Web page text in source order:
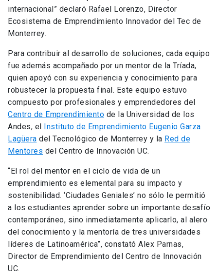
internacional” declaró Rafael Lorenzo, Director
Ecosistema de Emprendimiento Innovador del Tec de
Monterrey.
Para contribuir al desarrollo de soluciones, cada equipo
fue además acompañado por un mentor de la Tríada,
quien apoyó con su experiencia y conocimiento para
robustecer la propuesta final. Este equipo estuvo
compuesto por profesionales y emprendedores del
Centro de Emprendimiento de la Universidad de los
Andes, el Instituto de Emprendimiento Eugenio Garza
Lagüera del Tecnológico de Monterrey y la Red de
Mentores del Centro de Innovación UC.
“El rol del mentor en el ciclo de vida de un
emprendimiento es elemental para su impacto y
sostenibilidad. ‘Ciudades Geniales’ no sólo le permitió
a los estudiantes aprender sobre un importante desafío
contemporáneo, sino inmediatamente aplicarlo, al alero
del conocimiento y la mentoría de tres universidades
líderes de Latinoamérica”, constató Alex Parnas,
Director de Emprendimiento del Centro de Innovación
UC.